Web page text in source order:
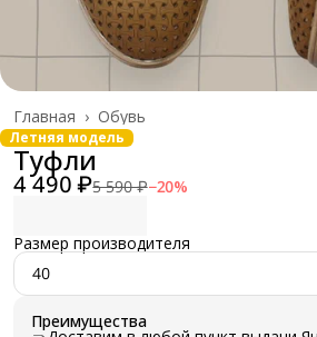
Обувь
Главная ›
Летняя модель
Туфли
4 490 ₽5 590 ₽−20%
Размер производителя
40
Преимущества